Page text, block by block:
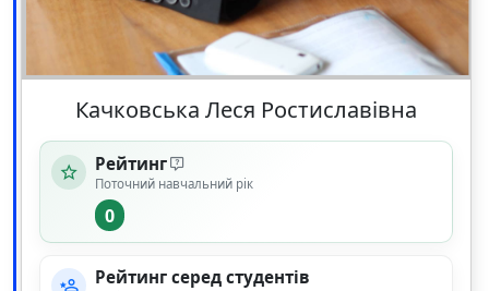
Качковська Леся Ростиславівна
Рейтинг
Поточний навчальний рік
0
Рейтинг серед студентів